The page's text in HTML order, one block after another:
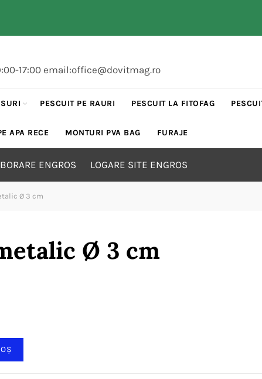
17:00 email:office@dovitmag.ro
PESCUIT PE RAURI PESCUIT LA FITOFAG
APA RECE MONTURI PVA BAG FURAJE
ENGROS LOGARE SITE ENGROS
Ø 3 cm
Ø 3 cm